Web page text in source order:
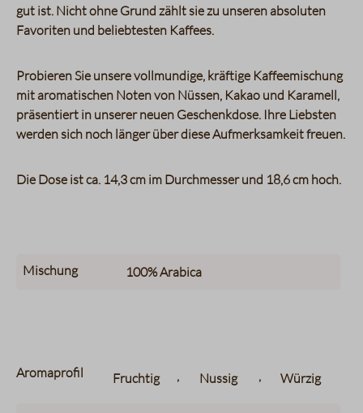
gut ist. Nicht ohne Grund zählt sie zu unseren absoluten
Favoriten und beliebtesten Kaffees.
Probieren Sie unsere vollmundige, kräftige Kaffeemischung
mit aromatischen Noten von Nüssen, Kakao und Karamell,
präsentiert in unserer neuen Geschenkdose. Ihre Liebsten
werden sich noch länger über diese Aufmerksamkeit freuen.
Die Dose ist ca. 14,3 cm im Durchmesser und 18,6 cm hoch.
Mischung 100%Arabica
Aromaprofil Fruchtig , Nussig , Würzig